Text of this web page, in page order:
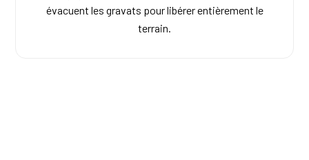
évacuent les gravats pour libérer entièrement le
terrain.